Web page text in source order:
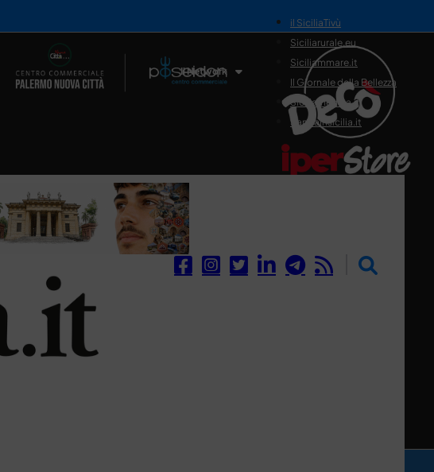
Il Network
il SiciliaTivù
Siciliarurale.eu
Siciliammare.it
Il Giornale della Bellezza
Siciliamedica.it
Sanitainsicilia.it